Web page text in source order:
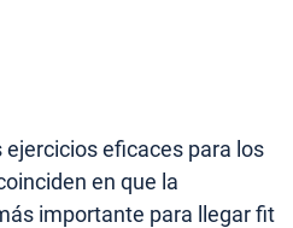
eficaces para los
en que la
importante para llegar fit